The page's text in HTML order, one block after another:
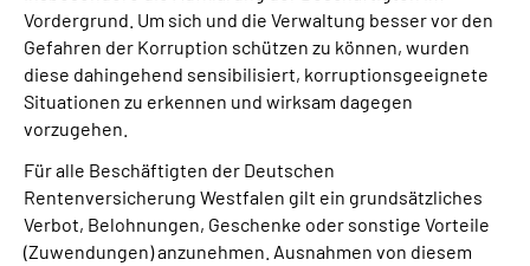
Vordergrund. Um sich und die Verwaltung besser vor den
Gefahren der Korruption schützen zu können, wurden
diese dahingehend sensibilisiert, korruptionsgeeignete
Situationen zu erkennen und wirksam dagegen
vorzugehen.
Für alle Beschäftigten der Deutschen
Rentenversicherung Westfalen gilt ein grundsätzliches
Verbot, Belohnungen, Geschenke oder sonstige Vorteile
(Zuwendungen) anzunehmen. Ausnahmen von diesem